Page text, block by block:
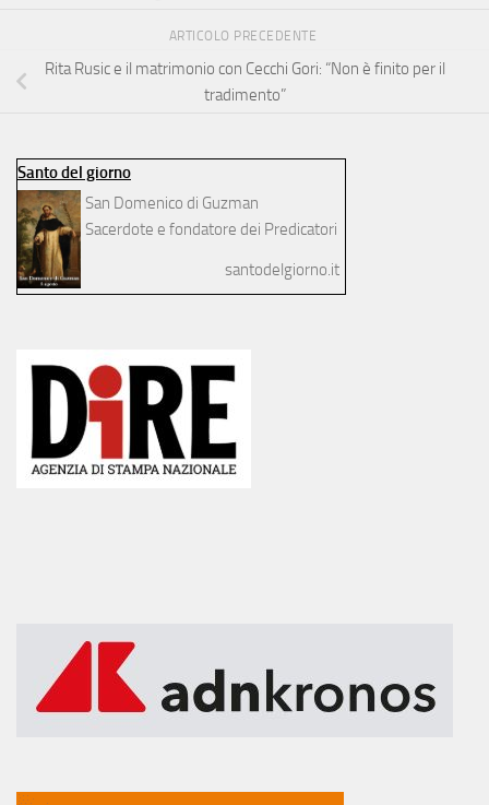
ARTICOLO PRECEDENTE
Rita Rusic e il matrimonio con Cecchi Gori: “Non è finito per il
tradimento”
Santo del giorno
San Domenico di Guzman
Sacerdote e fondatore dei Predicatori
santodelgiorno.it